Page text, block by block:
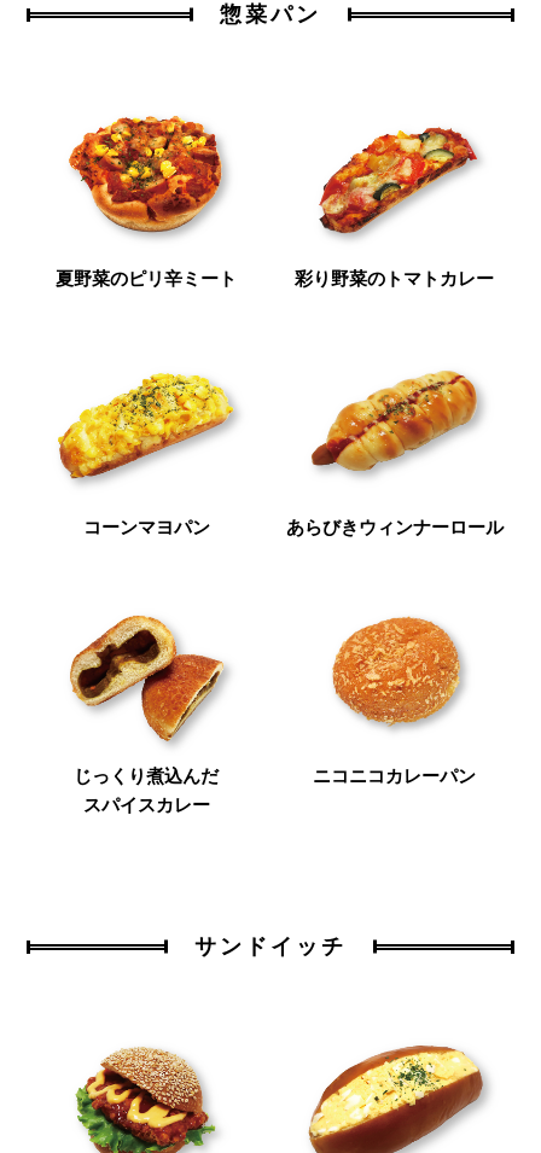
惣菜パン
夏野菜のピリ辛ミート 彩り野菜のトマトカレー
コーンマヨパン あらびきウィンナーロール
じっくり煮込んだ
スパイスカレー
ニコニコカレーパン
サンドイッチ